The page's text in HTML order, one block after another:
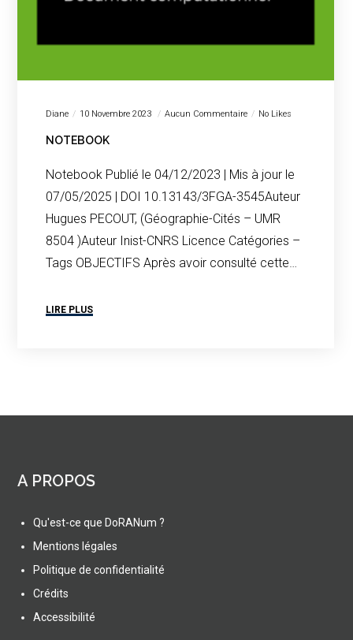
Diane 10 Novembre 2023 Aucun Commentaire No Likes
NOTEBOOK
Notebook Publié le 04/12/2023 | Mis à jour le
07/05/2025 | DOI 10.13143/3FGA-3545Auteur
Hugues PECOUT, (Géographie-Cités – UMR
8504 )Auteur Inist-CNRS Licence Catégories –
Tags OBJECTIFS Après avoir consulté cette…
LIRE PLUS
A PROPOS
Qu'est-ce que DoRANum ?
Mentions légales
Politique de confidentialité
Crédits
Accessibilité